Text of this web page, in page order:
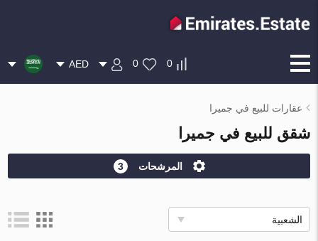
0
0
AED
عقارات للبيع في جميرا
شقق للبيع في جميرا
المرشحات 3
الشعبية